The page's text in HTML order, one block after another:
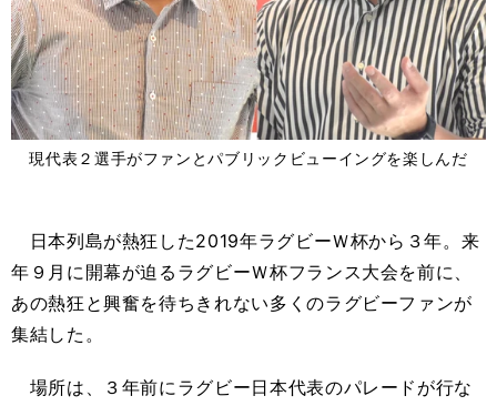
現代表２選手がファンとパブリックビューイングを楽しんだ
日本列島が熱狂した2019年ラグビーＷ杯から３年。来
年９月に開幕が迫るラグビーＷ杯フランス大会を前に、
あの熱狂と興奮を待ちきれない多くのラグビーファンが
集結した。
場所は、３年前にラグビー日本代表のパレードが行な